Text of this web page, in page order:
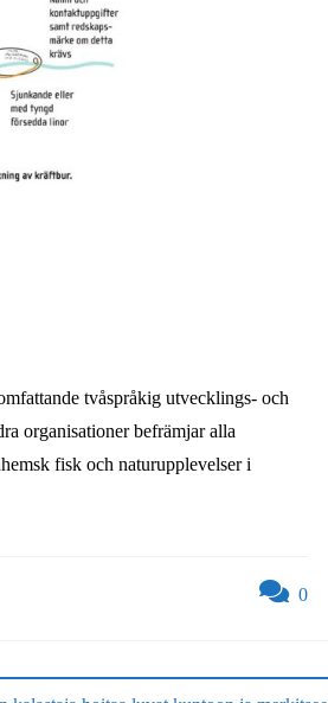
tvåspråkig utvecklings- och
organisationer befrämjar alla
fisk och naturupplevelser i
0